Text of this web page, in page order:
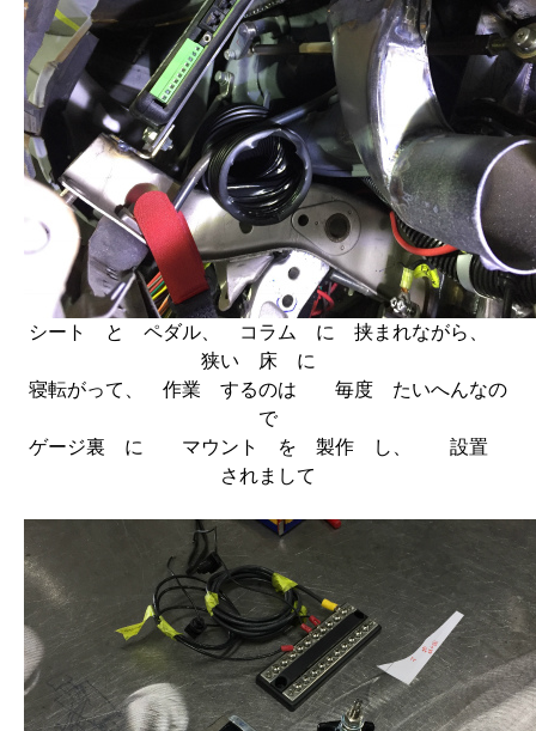
シート と ペダル、 コラム に 挟まれながら、
狭い 床 に
寝転がって、 作業 するのは 毎度 たいへんなの
で
ゲージ裏 に マウント を 製作 し、 設置
されまして